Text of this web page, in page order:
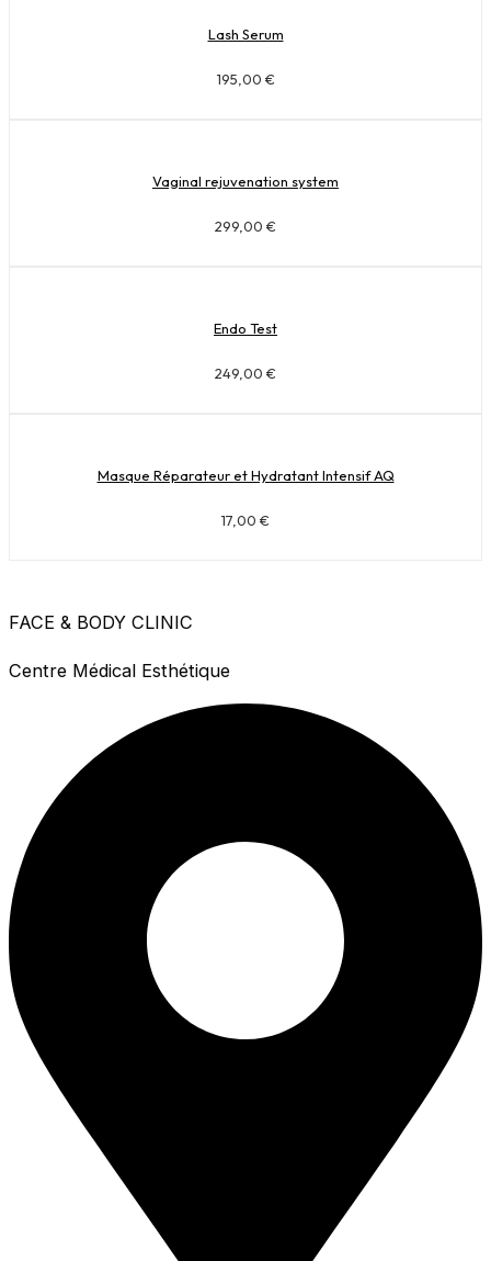
Lash Serum
195,00 €
Vaginal rejuvenation system
299,00 €
Endo Test
249,00 €
Masque Réparateur et Hydratant Intensif AQ
17,00 €
FACE & BODY CLINIC
Centre Médical Esthétique